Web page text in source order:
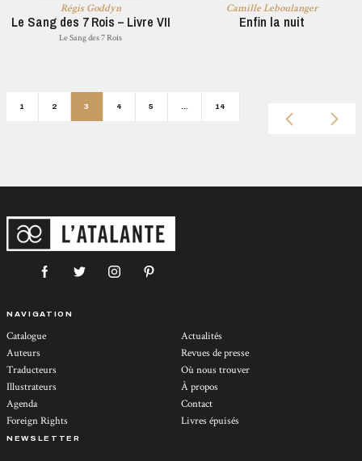
Régis Goddyn
Le Sang des 7 Rois – Livre VII
Le Sang des 7 Rois
Camille Leboulanger
Enfin la nuit
1 2 3 4 5 … 14
NAVIGATION
Catalogue
Auteurs
Traducteurs
Illustrateurs
Agenda
Foreign Rights
Actualités
Revues de presse
Où nous trouver
À propos
Contact
Livres épuisés
NEWSLETTER